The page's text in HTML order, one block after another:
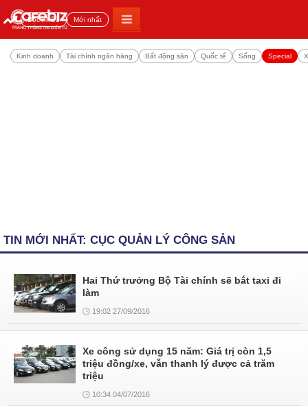
Đọc nhiều Mới nhất
Kinh doanh Tài chính ngân hàng Bất động sản Quốc tế Sống Special
TIN MỚI NHẤT: CỤC QUẢN LÝ CÔNG SẢN
Hai Thứ trưởng Bộ Tài chính sẽ bắt taxi đi
làm
19:02 27/09/2016
Xe công sử dụng 15 năm: Giá trị còn 1,5
triệu đồng/xe, vẫn thanh lý được cả trăm
triệu
10:34 04/07/2016